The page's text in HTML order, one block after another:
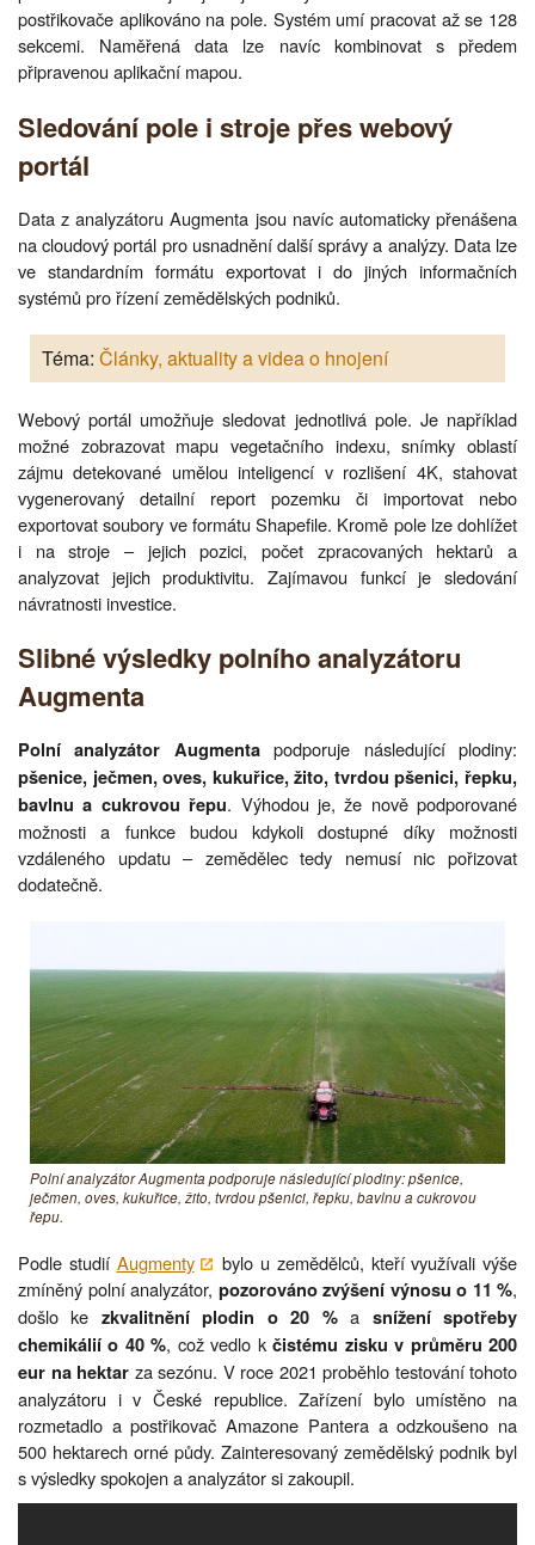
postřikovače aplikováno na pole. Systém umí pracovat až se 128
sekcemi. Naměřená data lze navíc kombinovat s předem
připravenou aplikační mapou.
Sledování pole i stroje přes webový
portál
Data z analyzátoru Augmenta jsou navíc automaticky přenášena
na cloudový portál pro usnadnění další správy a analýzy. Data lze
ve standardním formátu exportovat i do jiných informačních
systémů pro řízení zemědělských podniků.
Téma: Články, aktuality a videa o hnojení
Webový portál umožňuje sledovat jednotlivá pole. Je například
možné zobrazovat mapu vegetačního indexu, snímky oblastí
zájmu detekované umělou inteligencí v rozlišení 4K, stahovat
vygenerovaný detailní report pozemku či importovat nebo
exportovat soubory ve formátu Shapefile. Kromě pole lze dohlížet
i na stroje – jejich pozici, počet zpracovaných hektarů a
analyzovat jejich produktivitu. Zajímavou funkcí je sledování
návratnosti investice.
Slibné výsledky polního analyzátoru
Augmenta
Polní analyzátor Augmentapodporuje následující plodiny:
pšenice, ječmen, oves, kukuřice, žito, tvrdou pšenici, řepku,
bavlnu a cukrovou řepu. Výhodou je, že nově podporované
možnosti a funkce budou kdykoli dostupné díky možnosti
vzdáleného updatu – zemědělec tedy nemusí nic pořizovat
dodatečně.
Polní analyzátor Augmenta podporuje následující plodiny: pšenice,
ječmen, oves, kukuřice, žito, tvrdou pšenici, řepku, bavlnu a cukrovou
řepu.
Podle studií Augmenty
bylo u zemědělců, kteří využívali výše
zmíněný polní analyzátor, pozorováno zvýšení výnosu o 11 %,
došlo ke zkvalitnění plodin o 20 %a snížení spotřeby
chemikálií o 40 %, což vedlo kčistému zisku v průměru 200
eur na hektar za sezónu. V roce 2021 proběhlo testování tohoto
analyzátoru i v České republice. Zařízení bylo umístěno na
rozmetadlo a postřikovač Amazone Pantera a odzkoušeno na
500 hektarech orné půdy. Zainteresovaný zemědělský podnik byl
s výsledky spokojen a analyzátor si zakoupil.